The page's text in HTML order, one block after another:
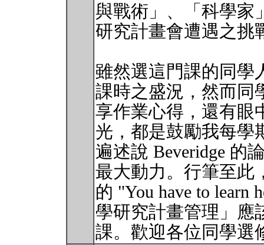
與戰術」、「科學家
研究計畫會遭遇之挑
雖然選這門課的同學
課時之盛況，然而同
享作業心得，還有眼
光，都是鼓勵我每學
遍述說 Beveridge 的
最大動力。行筆至此
的 "You have to learn
學研究計畫管理」應
課。歡迎各位同學